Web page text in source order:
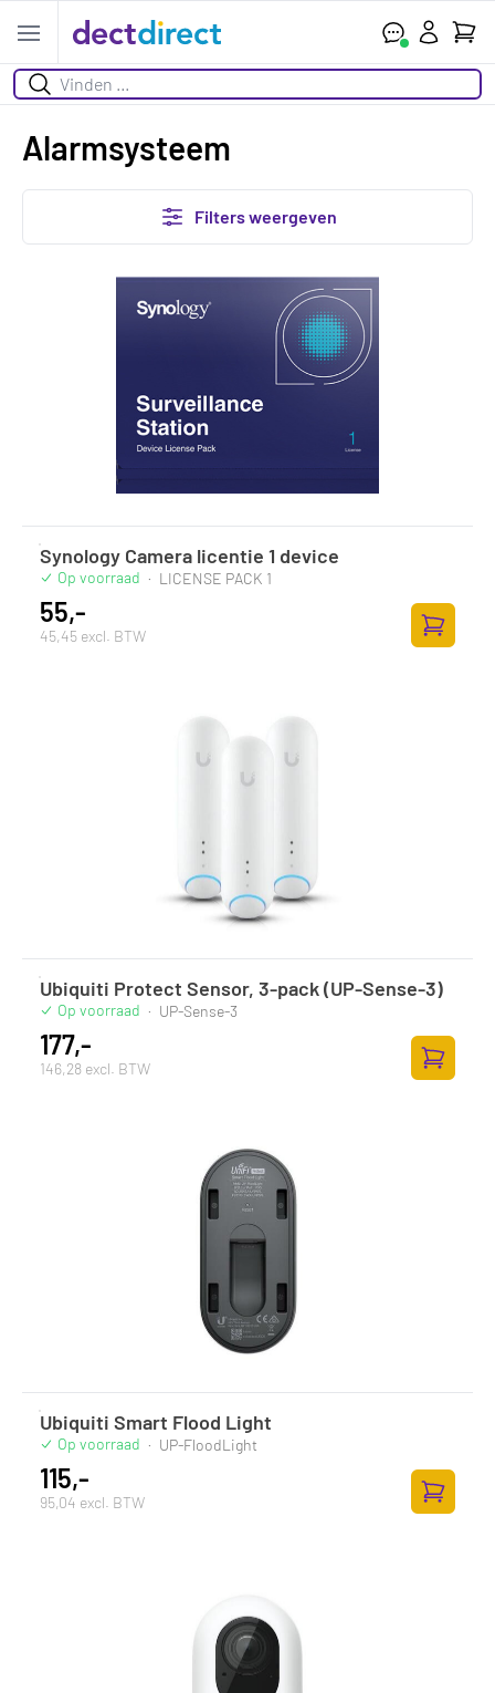
Open menu
Zoeken
Alarmsysteem
Filters weergeven
Synology Camera licentie 1 device
Op voorraad · LICENSE PACK 1
55,-
45,45 excl. BTW
Ubiquiti Protect Sensor, 3-pack (UP-Sense-3)
Op voorraad · UP-Sense-3
177,-
146,28 excl. BTW
Ubiquiti Smart Flood Light
Op voorraad · UP-FloodLight
115,-
95,04 excl. BTW